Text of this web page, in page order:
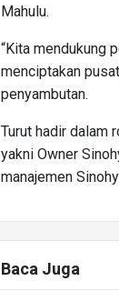
Mahulu.
“Kita mendukung
menciptakan
penyambutan.
Turut hadir dalam
yakni Owner
manajemen
Baca Juga